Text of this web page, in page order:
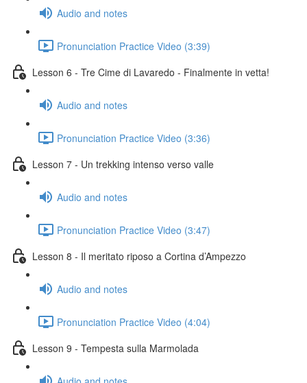
Audio and notes
Pronunciation Practice Video (3:39)
Lesson 6 - Tre Cime di Lavaredo - Finalmente in vetta!
Audio and notes
Pronunciation Practice Video (3:36)
Lesson 7 - Un trekking intenso verso valle
Audio and notes
Pronunciation Practice Video (3:47)
Lesson 8 - Il meritato riposo a Cortina d’Ampezzo
Audio and notes
Pronunciation Practice Video (4:04)
Lesson 9 - Tempesta sulla Marmolada